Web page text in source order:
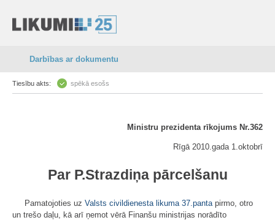
Darbības ar dokumentu
Tiesību akts: spēkā esošs
Ministru prezidenta rīkojums Nr.362
Rīgā 2010.gada 1.oktobrī
Par P.Strazdiņa pārcelšanu
Pamatojoties uz Valsts civildienesta likuma 37.pantapirmo, otro
un trešo daļu, kā arī ņemot vērā Finanšu ministrijas norādīto